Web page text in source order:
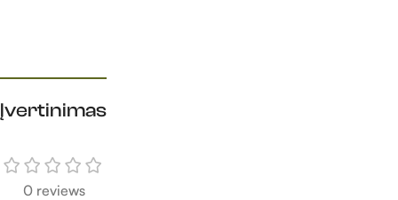
Įvertinimas​
0 reviews